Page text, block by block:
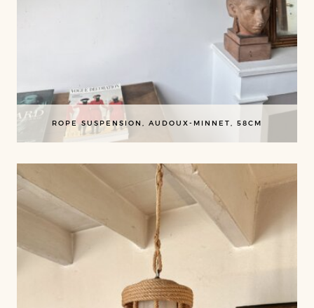
ROPE SUSPENSION, AUDOUX-MINNET, 58CM